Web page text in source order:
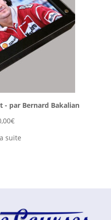
- par Bernard Bakalian
€
suite